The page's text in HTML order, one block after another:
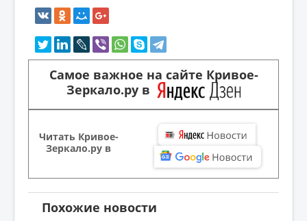
Самое важное на сайте Кривое-
Зеркало.ру в
Читать Кривое-
Зеркало.ру в
Похожие новости